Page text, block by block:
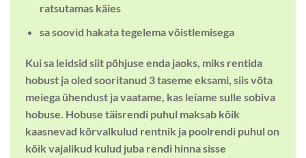
ratsutamas käies
sa soovid hakata tegelema võistlemisega
Kui sa leidsid siit põhjuse enda jaoks, miks rentida
hobust ja oled sooritanud 3 taseme eksami, siis võta
meiega ühendust ja vaatame, kas leiame sulle sobiva
hobuse. Hobuse täisrendi puhul maksab kõik
kaasnevad kõrvalkulud rentnik ja poolrendi puhul on
kõik vajalikud kulud juba rendi hinna sisse